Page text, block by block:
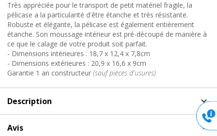
Très appréciée pour le transport de petit matériel fragile, la
pélicase a la particularité d'être étanche et très résistante.
Robuste et élégante, la pélicase est également entièrement
étanche. Son moussage intérieur est pré-découpé de manière à
ce que le calage de votre produit soit parfait.
- Dimensions intérieures : 18,7 x 12,4 x 7,8cm
- Dimensions extérieures : 20,9 x 16,6 x 9cm
Garantie 1 an constructeur (sauf pièces d'usures)
Description
Avis